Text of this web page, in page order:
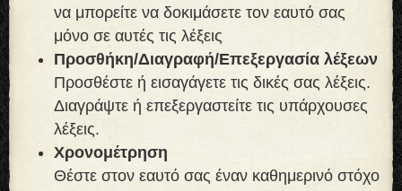
να μπορείτε να δοκιμάσετε τον εαυτό σας
μόνο σε αυτές τις λέξεις
Προσθήκη/Διαγραφή/Επεξεργασία λέξεων
Προσθέστε ή εισαγάγετε τις δικές σας λέξεις.
Διαγράψτε ή επεξεργαστείτε τις υπάρχουσες
λέξεις.
Χρονομέτρηση
Θέστε στον εαυτό σας έναν καθημερινό στόχο